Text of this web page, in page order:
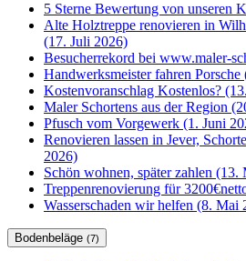
5 Sterne Bewertung von unseren
Alte Holztreppe renovieren in
(17. Juli 2026)
Besucherrekord bei www.maler-
Handwerksmeister fahren
Kostenvoranschlag Kostenlos?
Maler Schortens aus der Region
Pfusch vom Vorgewerk (1. Juni
Renovieren lassen in Jever,
2026)
Schön wohnen, später zahlen (13.
Treppenrenovierung für
Wasserschaden wir helfen (8. Mai
Bodenbeläge (7)